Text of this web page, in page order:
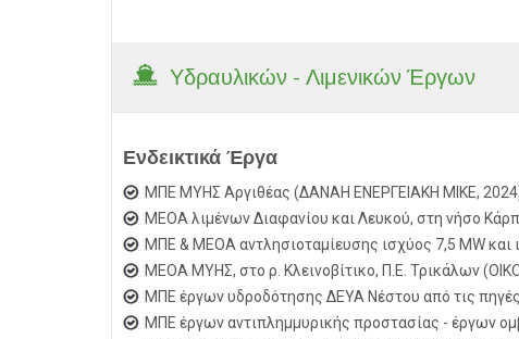
Υδραυλικών - Λιμενικών Έργων
Ενδεικτικά Έργα
ΜΠΕ ΜΥΗΣ Αργιθέας (ΔΑΝΑΗ ΕΝΕΡΓΕΙΑΚΗ ΜΙΚΕ,
ΜΕΟΑ λιμένων Διαφανίου και Λευκού, στη νήσο
ΜΠΕ & ΜΕΟΑ αντλησιοταμίευσης ισχύος 7,5 MW
ΜΕΟΑ ΜΥΗΣ, στο ρ. Κλεινοβίτικο, Π.Ε. Τρικάλων
ΜΠΕ έργων υδροδότησης ΔΕΥΑ Νέστου από τις
ΜΠΕ έργων αντιπλημμυρικής προστασίας - έργων